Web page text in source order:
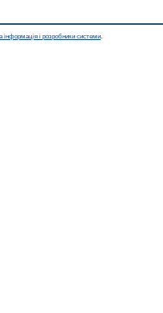
і розробники системи